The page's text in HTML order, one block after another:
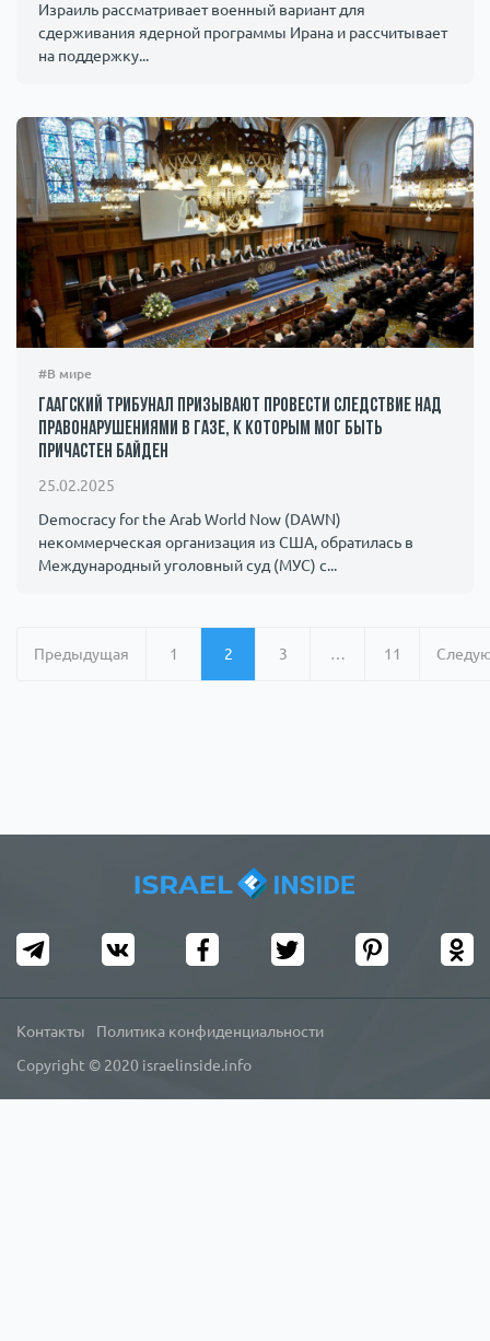
Израиль рассматривает военный вариант для
сдерживания ядерной программы Ирана и рассчитывает
на поддержку...
#В мире
Гаагский трибунал призывают провести следствие над
правонарушениями в Газе, к которым мог быть
причастен Байден
25.02.2025
Democracy for the Arab World Now (DAWN)
некоммерческая организация из США, обратилась в
Международный уголовный суд (МУС) с...
Предыдущая 1 2 3 … 11
Copyright © 2020 israelinside.info
Контакты Политика конфиденциальности